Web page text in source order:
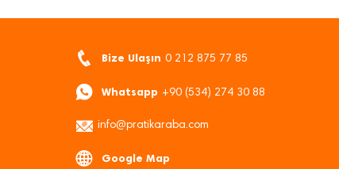
Bize Ulaşın 0 212 875 77 85
Whatsapp +90 (534) 274 30 88
info@pratikaraba.com
Google Map